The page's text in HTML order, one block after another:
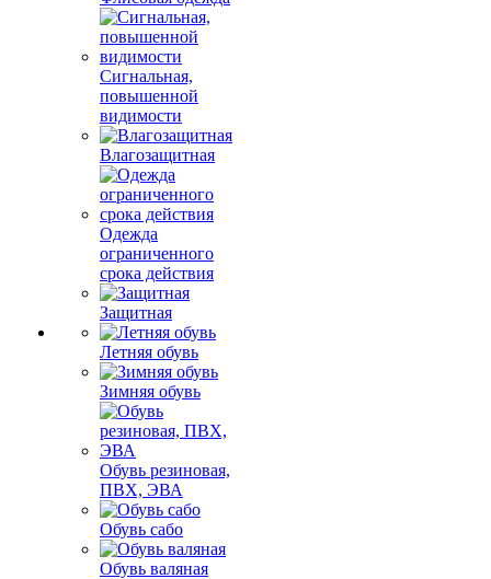
Сигнальная,
повышенной
видимости
Влагозащитная
Одежда
ограниченного
срока действия
Защитная
Летняя обувь
Зимняя обувь
Обувь резиновая,
ПВХ, ЭВА
Обувь сабо
Обувь валяная